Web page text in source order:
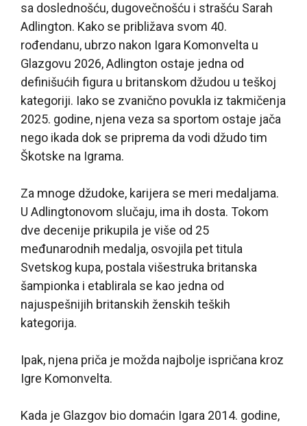
sa doslednošću, dugovečnošću i strašću Sarah
Adlington. Kako se približava svom 40.
rođendanu, ubrzo nakon Igara Komonvelta u
Glazgovu 2026, Adlington ostaje jedna od
definišućih figura u britanskom džudou u teškoj
kategoriji. Iako se zvanično povukla iz takmičenja
2025. godine, njena veza sa sportom ostaje jača
nego ikada dok se priprema da vodi džudo tim
Škotske na Igrama.
Za mnoge džudoke, karijera se meri medaljama.
U Adlingtonovom slučaju, ima ih dosta. Tokom
dve decenije prikupila je više od 25
međunarodnih medalja, osvojila pet titula
Svetskog kupa, postala višestruka britanska
šampionka i etablirala se kao jedna od
najuspešnijih britanskih ženskih teških
kategorija.
Ipak, njena priča je možda najbolje ispričana kroz
Igre Komonvelta.
Kada je Glazgov bio domaćin Igara 2014. godine,